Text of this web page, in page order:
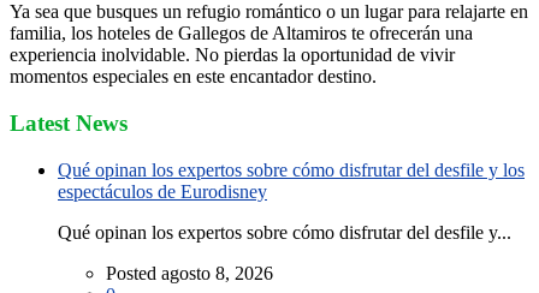
Ya sea que busques un refugio romántico o un lugar para relajarte en
familia, los hoteles de Gallegos de Altamiros te ofrecerán una
experiencia inolvidable. No pierdas la oportunidad de vivir
momentos especiales en este encantador destino.
Latest News
Qué opinan los expertos sobre cómo disfrutar del desfile y los
espectáculos de Eurodisney
Qué opinan los expertos sobre cómo disfrutar del desfile y...
Posted agosto 8, 2026